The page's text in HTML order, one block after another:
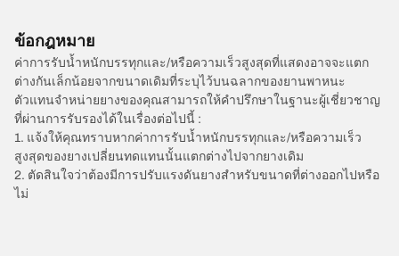
ข้อกฎหมาย
ค่าการรับน้ำหนักบรรทุกและ/หรือความเร็วสูงสุดที่แสดงอาจจะแตก
ต่างกันเล็กน้อยจากขนาดเดิมที่ระบุไว้บนฉลากของยานพาหนะ
ตัวแทนจำหน่ายยางของคุณสามารถให้คำปรึกษาในฐานะผู้เชี่ยวชาญ
ที่ผ่านการรับรองได้ในเรื่องต่อไปนี้ :
1. แจ้งให้คุณทราบหากค่าการรับน้ำหนักบรรทุกและ/หรือความเร็ว
สูงสุดของยางเปลี่ยนทดแทนนั้นแตกต่างไปจากยางเดิม
2. ตัดสินใจว่าต้องมีการปรับแรงดันยางสำหรับขนาดที่ต่างออกไปหรือ
ไม่